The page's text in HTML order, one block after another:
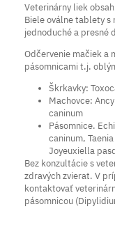
Veterinárny liek
Biele oválne tablety s
jednoduché a presné
Odčervenie mačiek a
pásomnicami t.j.
Škrkavky:
Machovce:
caninum
Pásomnice.
caninum,
Joyeuxiella
Bez konzultácie s
zdravých zvierat. V
kontaktovať
pásomnicou